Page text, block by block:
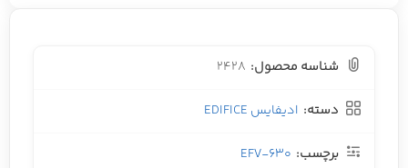
شناسه محصول: 2428
دسته: ادیفایس EDIFICE
برچسب: EFV-630